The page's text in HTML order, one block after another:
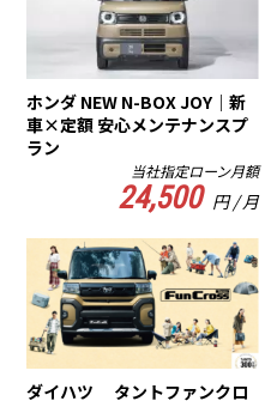
ホンダ NEW N-BOX JOY｜新
車×定額 安心メンテナンスプ
ラン
当社指定ローン月額
24,500 円 / 月
ダイハツ タントファンクロ